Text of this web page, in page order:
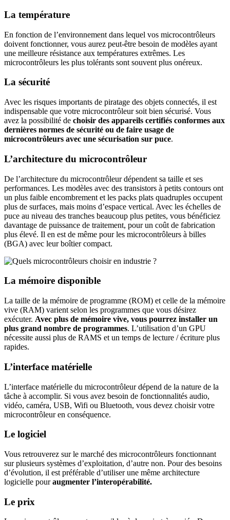
La température
En fonction de l’environnement dans lequel vos microcontrôleurs
doivent fonctionner, vous aurez peut-être besoin de modèles ayant
une meilleure résistance aux températures extrêmes. Les
microcontrôleurs les plus tolérants sont souvent plus onéreux.
La sécurité
Avec les risques importants de piratage des objets connectés, il est
indispensable que votre microcontrôleur soit bien sécurisé. Vous
avez la possibilité de choisir des appareils certifiés conformes aux
dernières normes de sécurité ou de faire usage de
microcontrôleurs avec une sécurisation sur puce.
L’architecture du microcontrôleur
De l’architecture du microcontrôleur dépendent sa taille et ses
performances. Les modèles avec des transistors à petits contours ont
un plus faible encombrement et les packs plats quadruples occupent
plus de surfaces, mais moins d’espace vertical. Avec les échelles de
puce au niveau des tranches beaucoup plus petites, vous bénéficiez
davantage de puissance de traitement, pour un coût de fabrication
plus élevé. Il en est de même pour les microcontrôleurs à billes
(BGA) avec leur boîtier compact.
La mémoire disponible
La taille de la mémoire de programme (ROM) et celle de la mémoire
vive (RAM) varient selon les programmes que vous désirez
exécuter. Avec plus de mémoire vive, vous pourrez installer un
plus grand nombre de programmes. L’utilisation d’un GPU
nécessite aussi plus de RAMS et un temps de lecture / écriture plus
rapides.
L’interface matérielle
L’interface matérielle du microcontrôleur dépend de la nature de la
tâche à accomplir. Si vous avez besoin de fonctionnalités audio,
vidéo, caméra, USB, Wifi ou Bluetooth, vous devez choisir votre
microcontrôleur en conséquence.
Le logiciel
Vous retrouverez sur le marché des microcontrôleurs fonctionnant
sur plusieurs systèmes d’exploitation, d’autre non. Pour des besoins
d’évolution, il est préférable d’utiliser une même architecture
logicielle pouraugmenter l’interopérabilité.
Le prix